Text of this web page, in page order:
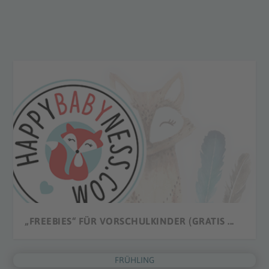
„FREEBIES“ FÜR VORSCHULKINDER (GRATIS ...
FRÜHLING